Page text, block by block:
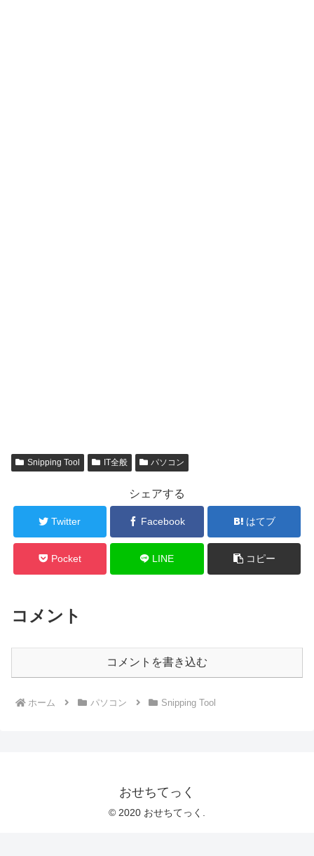
Snipping Tool IT全般 パソコン
シェアする
Twitter Facebook はてブ
Pocket LINE コピー
コメント
コメントを書き込む
ホーム パソコン Snipping Tool
おせちてっく
© 2020 おせちてっく.